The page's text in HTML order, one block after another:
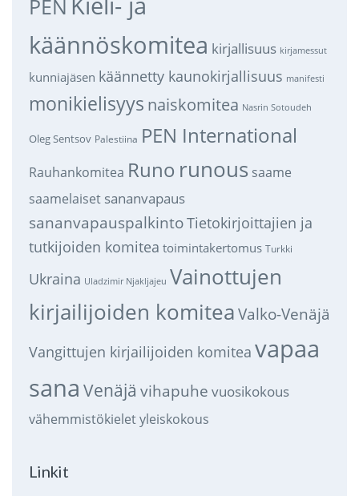
PEN
käännöskomitea kirjallisuus kirjamessut
kunniajäsen käännetty kaunokirjallisuus manifesti
monikielisyys naiskomitea Nasrin Sotoudeh
Oleg Sentsov Palestiina PEN International
Rauhankomitea Runo runous saame
saamelaiset sananvapaus
sananvapauspalkintoTietokirjoittajien ja
tutkijoiden komitea toimintakertomus Turkki
Ukraina Uladzimir Njakljajeu Vainottujen
kirjailijoiden komitea Valko-Venäjä
Vangittujen kirjailijoiden komitea vapaa
sana Venäjä vihapuhe vuosikokous
vähemmistökieletyleiskokous
Linkit